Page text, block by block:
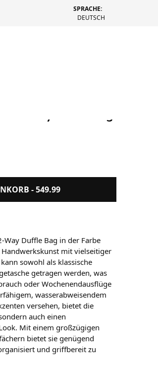
SPRACHE:
DEUTSCH
2Way Duffle Bag
-549.99
Way Duffle Bag in der Farbe
mit vielseitiger
sowohl als klassische
getragen werden, was
oder Wochenendausflüge
wasserabweisendem
versehen, bietet die
auch einen
Mit einem großzügigen
bietet sie genügend
und griffbereit zu